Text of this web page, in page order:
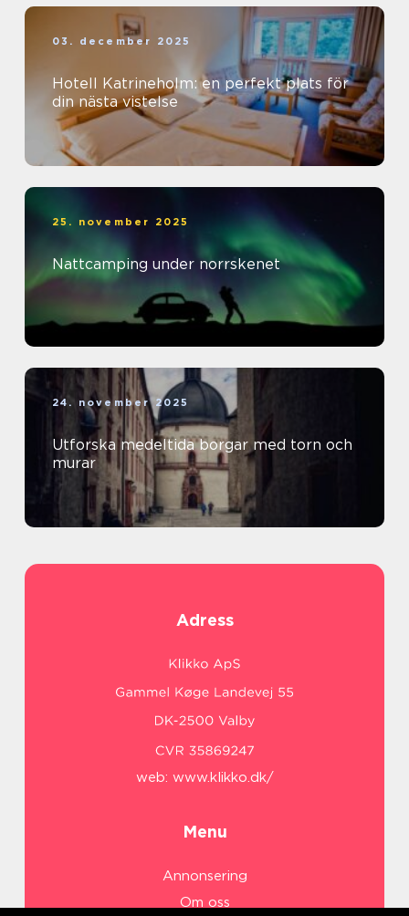
03. december 2025
Hotell Katrineholm: en perfekt plats för
din nästa vistelse
25. november 2025
Nattcamping under norrskenet
24. november 2025
Utforska medeltida borgar med torn och
murar
Adress
web: www.klikko.dk/
Menu
Annonsering
Om oss